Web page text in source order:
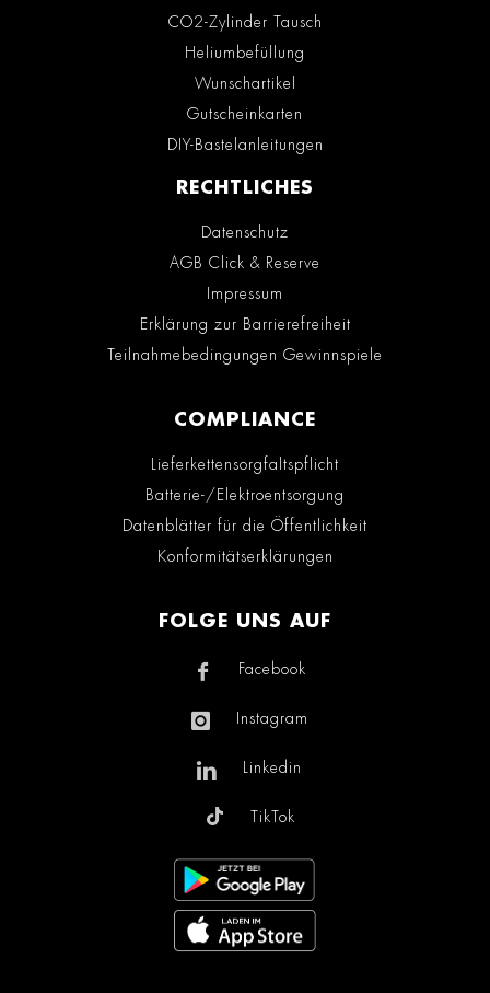
CO2-Zylinder Tausch
Heliumbefüllung
Wunschartikel
Gutscheinkarten
DIY-Bastelanleitungen
RECHTLICHES
Datenschutz
AGB Click & Reserve
Impressum
Erklärung zur Barrierefreiheit
Teilnahmebedingungen Gewinnspiele
COMPLIANCE
Lieferkettensorgfaltspflicht
Batterie-/Elektroentsorgung
Datenblätter für die Öffentlichkeit
Konformitätserklärungen
FOLGE UNS AUF
Facebook
Instagram
Linkedin
TikTok